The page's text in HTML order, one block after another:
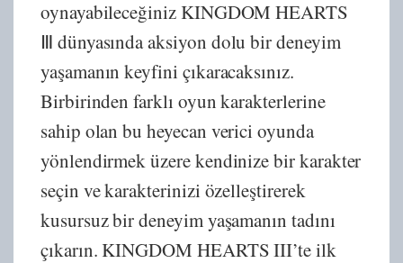
oynayabileceğiniz KINGDOM HEARTS
Ⅲ dünyasında aksiyon dolu bir deneyim
yaşamanın keyfini çıkaracaksınız.
Birbirinden farklı oyun karakterlerine
sahip olan bu heyecan verici oyunda
yönlendirmek üzere kendinize bir karakter
seçin ve karakterinizi özelleştirerek
kusursuz bir deneyim yaşamanın tadını
çıkarın. KINGDOM HEARTS III’te ilk